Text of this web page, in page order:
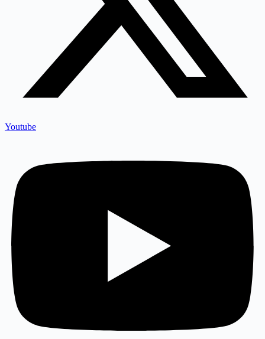
Youtube